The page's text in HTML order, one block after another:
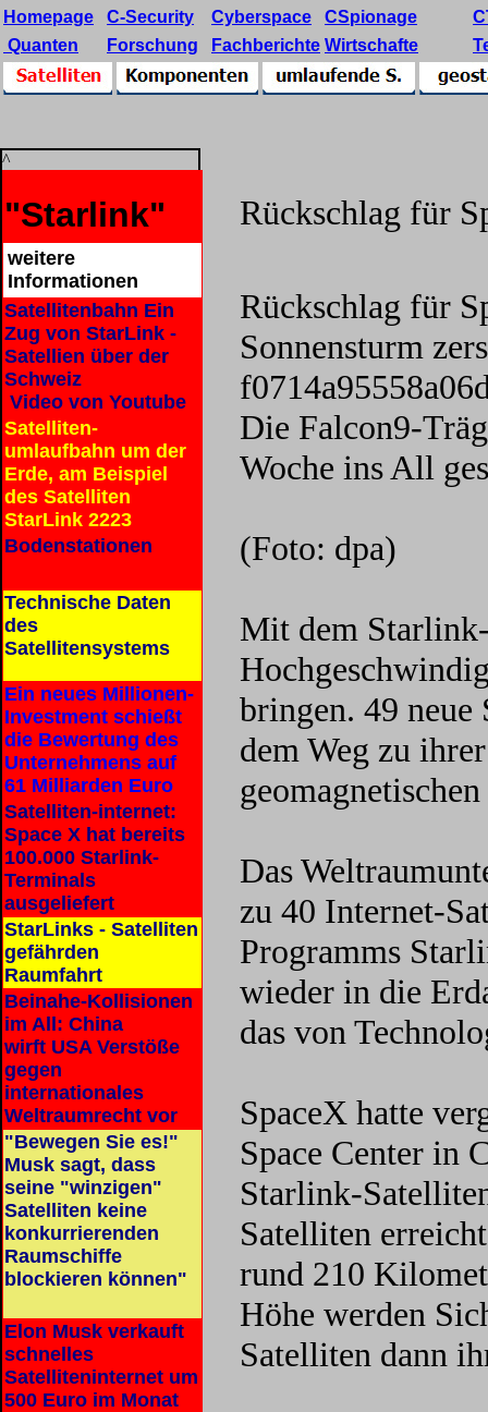
Homepage C-Security Cyberspace CSpionage
Quanten
Forschung Fachberichte Wirtschafte
^
"Starlink"
weitere
Informationen
Satellitenbahn Ein
Zug von StarLink -
Satellien über der
Schweiz
Video von Youtube
Satelliten-
umlaufbahn um der
Erde, am Beispiel
des Satelliten
StarLink 2223
Bodenstationen
Technische Daten
des
Satellitensystems
Ein neues Millionen-
Investment schießt
die Bewertung des
Unternehmens auf
61 Milliarden Euro
Satelliten-internet:
Space X hat bereits
100.000 Starlink-
Terminals
ausgeliefert
StarLinks - Satelliten
gefährden
Raumfahrt
Beinahe-Kollisionen
im All: China
wirft USA Verstöße
gegen
internationales
Weltraumrecht vor
"Bewegen Sie es!"
Musk sagt, dass
seine "winzigen"
Satelliten keine
konkurrierenden
Raumschiffe
blockieren können"
Elon Musk verkauft
schnelles
Satelliteninternet um
500 Euro im Monat
Rückschlag für
Rückschlag für
Sonnensturm
Die Falcon9-
Woche ins All
(Foto: dpa)
Mit dem
bringen. 49
dem Weg zu
Das
zu 40 Internet-
Programms
wieder in die
das von
SpaceX hatte
Space Center in
Starlink-
Satelliten
rund 210
Höhe werden
Satelliten dann